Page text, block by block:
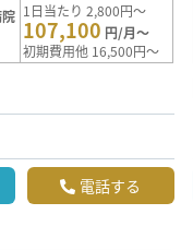
1日当たり 2,800円～
107,100 円/月～
初期費用他 16,500円～
電話する